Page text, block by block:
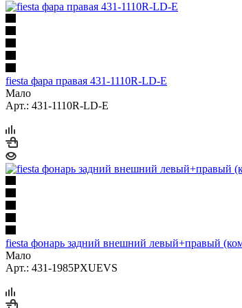
fiesta фара правая 431-1110R-LD-E
Мало
Арт.: 431-1110R-LD-E
fiesta фонарь задний внешний левый+правый
Мало
Арт.: 431-1985PXUEVS